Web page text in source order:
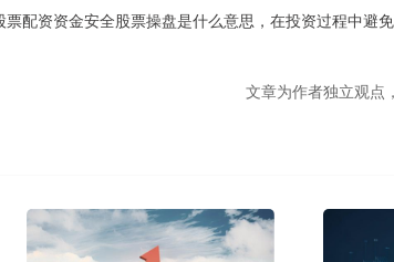
配资资金安全股票操盘是什么意思，在投资过程中避
文章为作者独立观点